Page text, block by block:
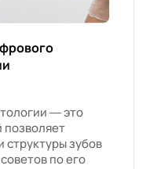
— это
структуры зубов
по его